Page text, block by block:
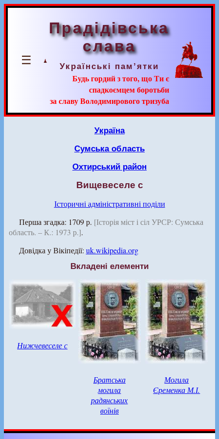
☰
Прадідівська
слава
Українські пам’ятки
Будь гордий з того, що Ти є
спадкоємцем боротьби
за славу Володимирового тризуба
Україна
Сумська область
Охтирський район
Вищевеселе с
Історичні адміністративні поділи
Перша згадка: 1709 р. [Історія міст і сіл УРСР: Сумська
область. – К.: 1973 р.].
Довідка у Вікіпедії: uk.wikipedia.org
Вкладені елементи
Нижчевеселе с
Братська
могила
радянських
воїнів
Могила
Єременка М.І.